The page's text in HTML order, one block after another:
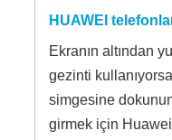
HUAWEI
Ekranın altından
gezinti
simgesine
girmek için Huawei